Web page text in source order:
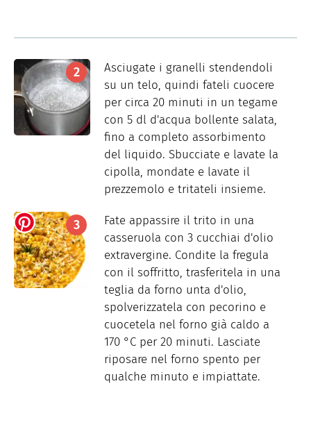
Asciugate i granelli stendendoli
su un telo, quindi fateli cuocere
per circa 20 minuti in un tegame
con 5 dl d'acqua bollente salata,
fino a completo assorbimento
del liquido. Sbucciate e lavate la
cipolla, mondate e lavate il
prezzemolo e tritateli insieme.
Fate appassire il trito in una
casseruola con 3 cucchiai d'olio
extravergine. Condite la fregula
con il soffritto, trasferitela in una
teglia da forno unta d'olio,
spolverizzatela con pecorino e
cuocetela nel forno già caldo a
170 °C per 20 minuti. Lasciate
riposare nel forno spento per
qualche minuto e impiattate.